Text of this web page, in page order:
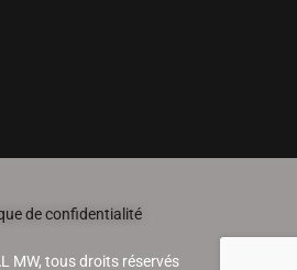
de confidentialité
MW, tous droits réservés